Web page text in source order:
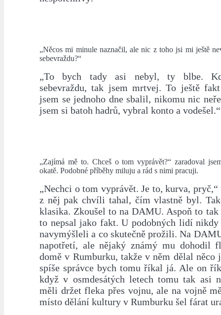
„Něcos mi minule naznačil, ale nic z toho jsi mi ještě
sebevraždu?“
„To bych tady asi nebyl, ty blbe.
sebevraždu, tak jsem mrtvej. To ještě
jsem se jednoho dne sbalil, nikomu nic
jsem si batoh hadrů, vybral konto a vodešel.“
„Zajímá mě to. Chceš o tom vyprávět?“ zaradoval
okatě. Podobné příběhy miluju a rád s nimi pracuji.
„Nechci o tom vyprávět. Je to, kurva,
z něj pak chvíli tahal, čím vlastně byl.
klasika. Zkoušel to na DAMU. Aspoň to tak
to nepsal jako fakt. U podobných lidí
navymýšleli a co skutečně prožili. Na
napotřetí, ale nějaký známý mu dohodil
domě v Rumburku, takže v něm dělal něco
spíše správce bych tomu říkal já. Ale on
když v osmdesátých letech tomu tak asi
měli držet fleka přes vojnu, ale na vojně
místo dělání kultury v Rumburku šel fárat